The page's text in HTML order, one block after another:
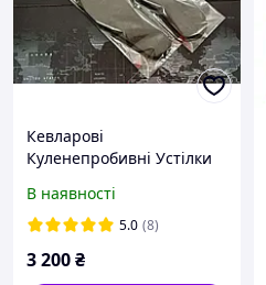
Кевларові
Куленепробивні Устілки
Арамідні Kevlar Для
Взуття Висновок НДЕКЦ
В наявності
5.0 (8)
3 200₴